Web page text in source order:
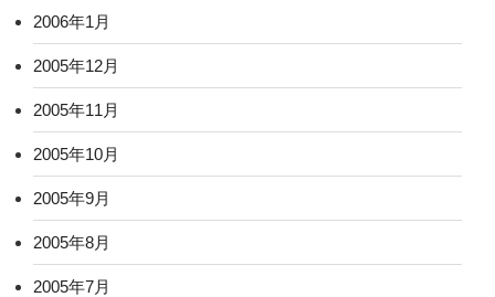
2006年1月
2005年12月
2005年11月
2005年10月
2005年9月
2005年8月
2005年7月